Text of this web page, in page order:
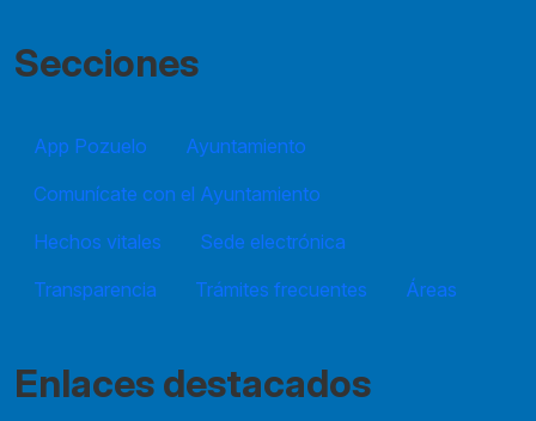
Secciones
App Pozuelo
Ayuntamiento
Comunícate con el Ayuntamiento
Hechos vitales
Sede electrónica
Transparencia
Trámites frecuentes Áreas
Enlaces destacados